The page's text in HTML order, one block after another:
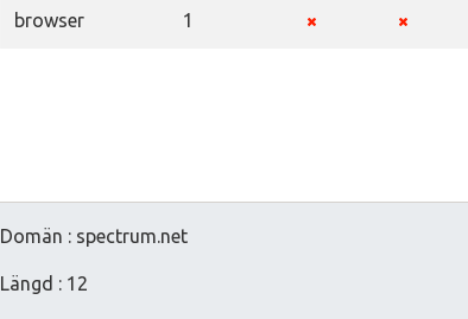
browser 1
Domän : spectrum.net
Längd : 12